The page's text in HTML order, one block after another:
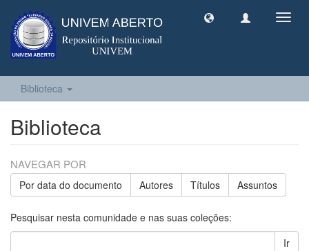
Biblioteca
Biblioteca
NAVEGAR POR
Por data do documento Autores Títulos Assuntos
Pesquisar nesta comunidade e nas suas coleções:
Ir